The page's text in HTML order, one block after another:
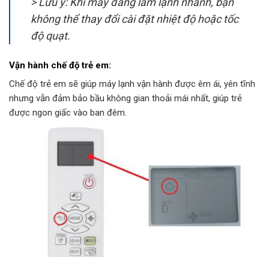
không thể thay đổi cài đặt nhiệt độ hoặc tốc
độ quạt.
Vận hành chế độ trẻ em:
Chế độ trẻ em sẽ giúp máy lạnh vận hành được êm ái, yên tĩnh
nhưng vẫn đảm bảo bầu không gian thoải mái nhất, giúp trẻ
được ngon giấc vào ban đêm.